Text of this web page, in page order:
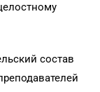
состав